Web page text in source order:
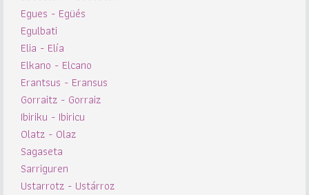
Egues - Egüés
Egulbati
Elia - Elía
Elkano - Elcano
Erantsus - Eransus
Gorraitz - Gorraiz
Ibiriku - Ibiricu
Olatz - Olaz
Sagaseta
Sarriguren
Ustarrotz - Ustárroz